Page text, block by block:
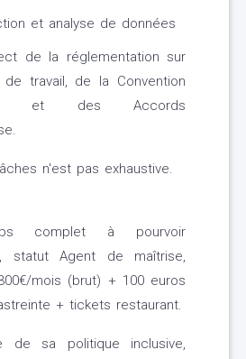
et analyse de données
de la réglementation sur
travail, de la Convention
et des Accords
n'est pas exhaustive.
complet à pourvoir
statut Agent de maîtrise,
mois (brut) + 100 euros
+ tickets restaurant.
de sa politique inclusive,